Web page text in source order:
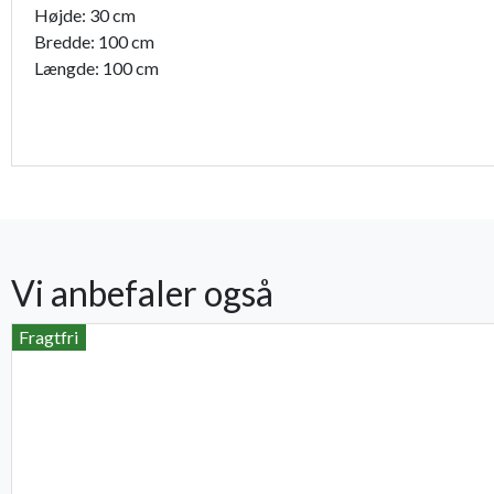
Højde: 30 cm
Bredde: 100 cm
Længde: 100 cm
Vi anbefaler også
Fragtfri